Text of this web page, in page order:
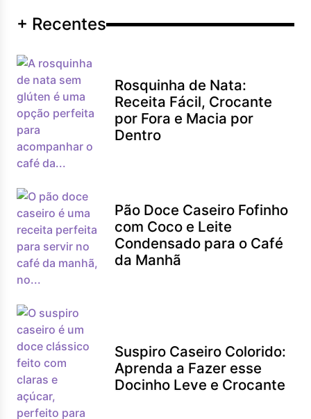
+ Recentes
Rosquinha de Nata:
Receita Fácil, Crocante
por Fora e Macia por
Dentro
Pão Doce Caseiro Fofinho
com Coco e Leite
Condensado para o Café
da Manhã
Suspiro Caseiro Colorido:
Aprenda a Fazer esse
Docinho Leve e Crocante